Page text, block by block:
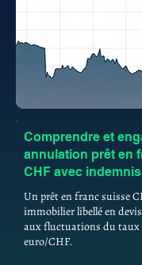
Comprendre et
annulation prêt en
CHF avec
Un prêt en franc suisse
immobilier libellé en
aux fluctuations du taux
euro/CHF.